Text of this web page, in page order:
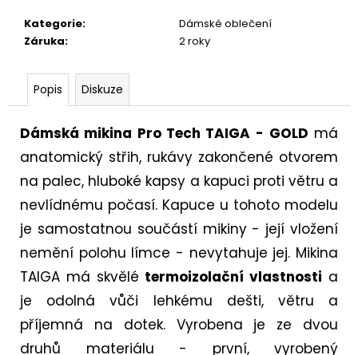
Kategorie:
Dámské oblečení
Záruka: 2 roky
Popis Diskuze
Dámská mikina Pro Tech TAIGA - GOLD má
anatomický střih, rukávy zakončené otvorem
na palec, hluboké kapsy a kapuci proti větru a
nevlídnému počasí. Kapuce u tohoto modelu
je samostatnou součástí mikiny - její vložení
nemění polohu límce - nevytahuje jej. Mikina
TAIGA má skvělé termoizolační vlastnosti a
je odolná vůči lehkému dešti, větru a
příjemná na dotek. Vyrobena je ze dvou
druhů materiálu - první, vyrobený